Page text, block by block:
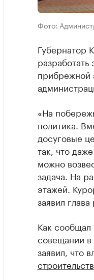
Фото:
Губернатор
прибрежной
«На
политика.
досуговые
так, что
можно
задача. На
этажей.
заявил глава
Как
совещании в
заявил, что